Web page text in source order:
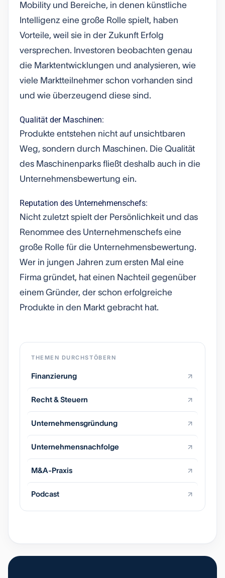
Mobility und Bereiche, in denen künstliche
Intelligenz eine große Rolle spielt, haben
Vorteile, weil sie in der Zukunft Erfolg
versprechen. Investoren beobachten genau
die Marktentwicklungen und analysieren, wie
viele Marktteilnehmer schon vorhanden sind
und wie überzeugend diese sind.
Qualität der Maschinen:
Produkte entstehen nicht auf unsichtbaren
Weg, sondern durch Maschinen. Die Qualität
des Maschinenparks fließt deshalb auch in die
Unternehmensbewertung ein.
Reputation des Unternehmenschefs:
Nicht zuletzt spielt der Persönlichkeit und das
Renommee des Unternehmenschefs eine
große Rolle für die Unternehmensbewertung.
Wer in jungen Jahren zum ersten Mal eine
Firma gründet, hat einen Nachteil gegenüber
einem Gründer, der schon erfolgreiche
Produkte in den Markt gebracht hat.
THEMEN DURCHSTÖBERN
Finanzierung
Recht & Steuern
Unternehmensgründung
Unternehmensnachfolge
M&A-Praxis
Podcast